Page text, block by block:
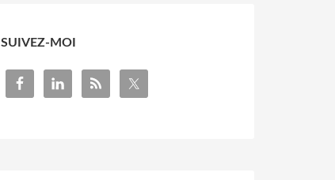
SUIVEZ-MOI